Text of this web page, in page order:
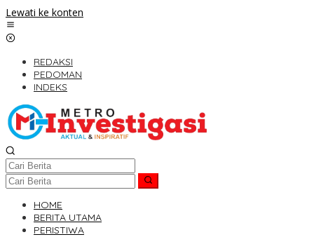
Lewati ke konten
REDAKSI
PEDOMAN
INDEKS
HOME
BERITA UTAMA
PERISTIWA